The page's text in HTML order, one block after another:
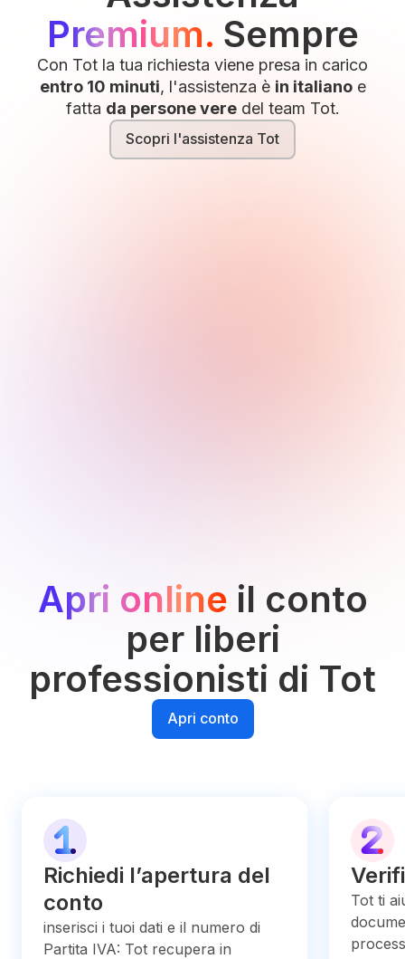
Premium. Sempre
Con Tot la tua richiesta viene presa in carico
entro 10 minuti, l'assistenza è in italianoe
fatta da persone veredel team Tot.
Scopri l'assistenza Tot
Apri online il conto
per liberi
professionisti di Tot
Apri conto
Richiedi l’apertura del
conto
inserisci i tuoi dati e il numero di
Partita IVA: Tot recupera in
Tot ti